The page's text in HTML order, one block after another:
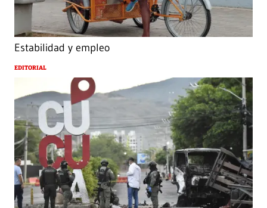
Estabilidad y empleo
EDITORIAL